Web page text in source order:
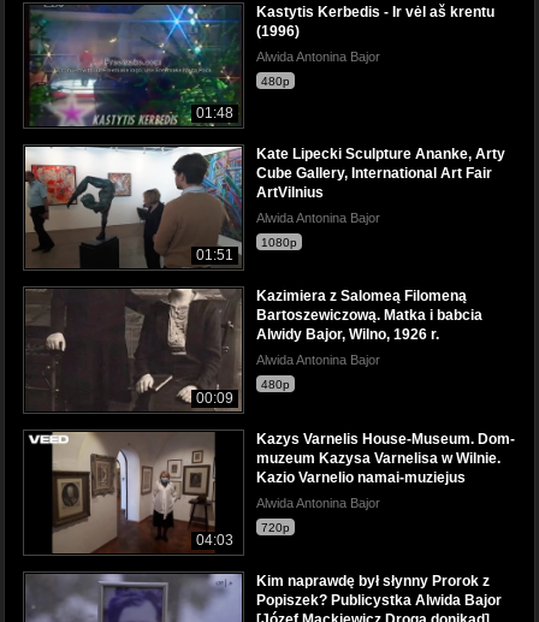
01:48
Kastytis Kerbedis - Ir vėl aš krentu
(1996)
Alwida Antonina Bajor
480p
01:51
Kate Lipecki Sculpture Ananke, Arty
Cube Gallery, International Art Fair
ArtVilnius
Alwida Antonina Bajor
1080p
00:09
Kazimiera z Salomeą Filomeną
Bartoszewiczową. Matka i babcia
Alwidy Bajor, Wilno, 1926 r.
Alwida Antonina Bajor
480p
04:03
Kazys Varnelis House-Museum. Dom-
muzeum Kazysa Varnelisa w Wilnie.
Kazio Varnelio namai-muziejus
Alwida Antonina Bajor
720p
Kim naprawdę był słynny Prorok z
Popiszek? Publicystka Alwida Bajor